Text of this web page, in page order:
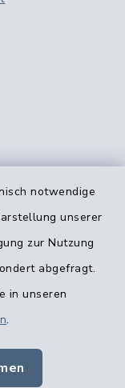
notwendige
unserer
zur Nutzung
abgefragt.
in unseren
.